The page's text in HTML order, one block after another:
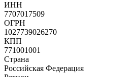
ИНН
7707017509
ОГРН
1027739026270
КПП
771001001
Страна
Российская Федерация